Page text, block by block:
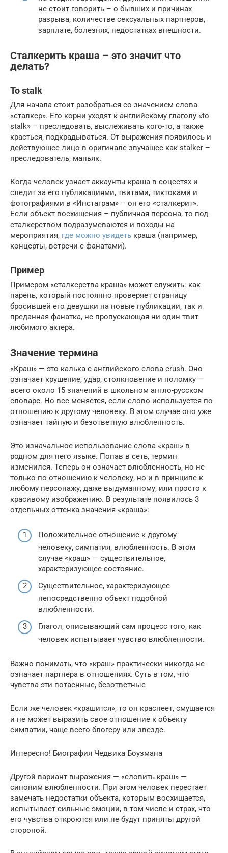
не стоит говорить – о бывших и причинах
разрыва, количестве сексуальных партнеров,
зарплате, болезнях, недостатках внешности.
Сталкерить краша – это значит что
делать?
To stalk
Для начала стоит разобраться со значением слова
«сталкер». Его корни уходят к английскому глаголу «to
stalk» – преследовать, выслеживать кого-то, а также
красться, подкрадываться. От выражения появилось и
действующее лицо в оригинале звучащее как stalker –
преследователь, маньяк.
Когда человек узнает аккаунты краша в соцсетях и
следит за его публикациями, твитами, тиктоками и
фотографиями в «Инстаграм» – он его «сталкерит».
Если объект восхищения – публичная персона, то под
сталкерством подразумеваются и походы на
мероприятия, где можно увидеть краша (например,
концерты, встречи с фанатами).
Пример
Примером «сталкерства краша» может служить: как
парень, который постоянно проверяет страницу
бросившей его девушки на новые публикации, так и
преданная фанатка, не пропускающая ни один твит
любимого актера.
Значение термина
«Краш» — это калька с английского слова crush. Оно
означает крушение, удар, столкновение и поломку —
всего около 15 значений в школьном англо-русском
словаре. Но все меняется, если слово используется по
отношению к другому человеку. В этом случае оно уже
означает тайную и безответную влюбленность.
Это изначальное использование слова «краш» в
родном для него языке. Попав в сеть, термин
изменился. Теперь он означает влюбленность, но не
только по отношению к человеку, но и в принципе к
любому персонажу, даже выдуманному, или просто к
красивому изображению. В результате появилось 3
отдельных оттенка значения «краша»:
Положительное отношение к другому
человеку, симпатия, влюбленность. В этом
случае «краш» — существительное,
характеризующее состояние.
Существительное, характеризующее
непосредственно объект подобной
влюбленности.
Глагол, описывающий сам процесс того, как
человек испытывает чувство влюбленности.
Важно понимать, что «краш» практически никогда не
означает партнера в отношениях. Суть в том, что
чувства эти потаенные, безответные
Если же человек «крашится», то он краснеет, смущается
и не может выразить свое отношение к объекту
симпатии, чаще всего блогеру или звезде.
Интересно! Биография Чедвика Боузмана
Другой вариант выражения — «словить краш» —
синоним влюбленности. При этом человек перестает
замечать недостатки объекта, которым восхищается,
испытывает сильные эмоции, в том числе и страх, что
его чувства откроются или не будут приняты другой
стороной.